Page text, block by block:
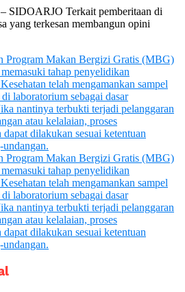
SIDOARJO Terkait pemberitaan di
yang terkesan membangun opini